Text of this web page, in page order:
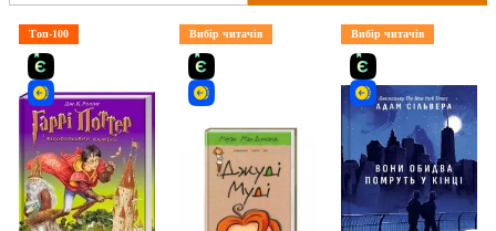
Топ-100 Вибір читачів Вибір читачів